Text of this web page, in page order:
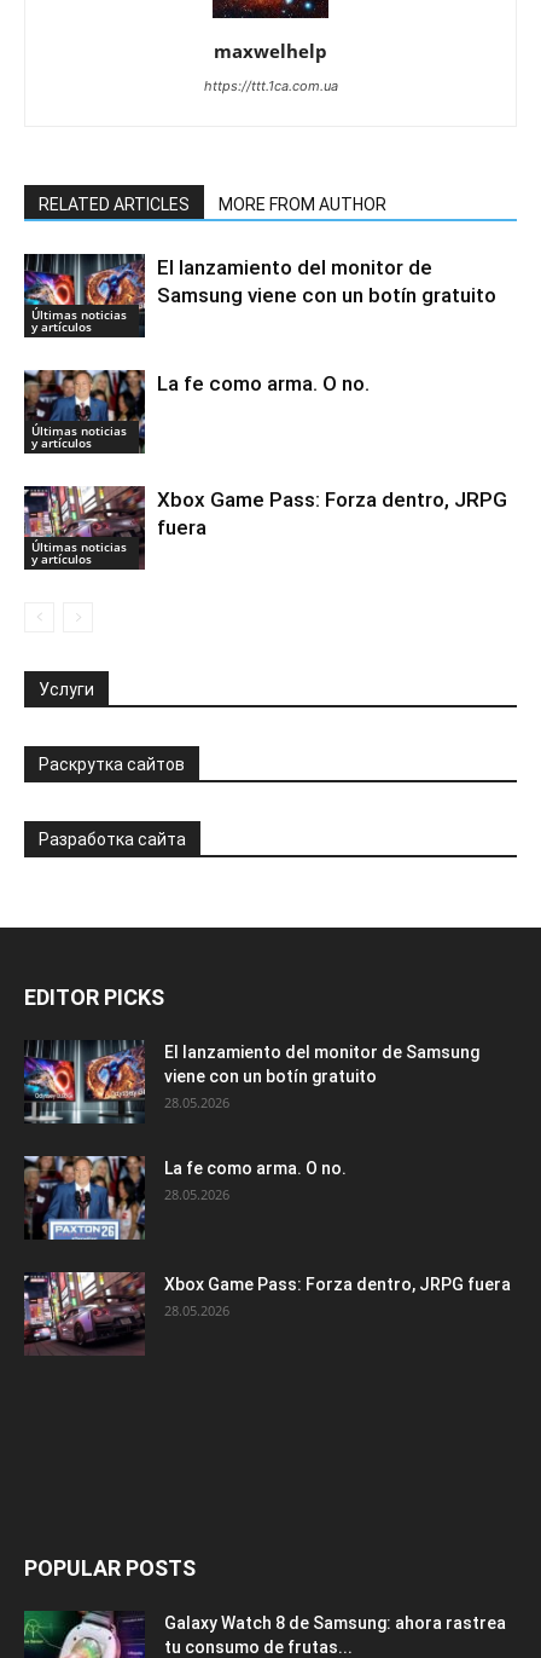
maxwelhelp
https://ttt.1ca.com.ua
RELATED ARTICLES MORE FROM AUTHOR
Últimas noticias
y artículos
El lanzamiento del monitor de
Samsung viene con un botín gratuito
Últimas noticias
y artículos
La fe como arma. O no.
Últimas noticias
y artículos
Xbox Game Pass: Forza dentro, JRPG
fuera
Услуги
Раскрутка сайтов
Разработка сайта
EDITOR PICKS
El lanzamiento del monitor de Samsung
viene con un botín gratuito
28.05.2026
La fe como arma. O no.
28.05.2026
Xbox Game Pass: Forza dentro, JRPG fuera
28.05.2026
POPULAR POSTS
Galaxy Watch 8 de Samsung: ahora rastrea
tu consumo de frutas...